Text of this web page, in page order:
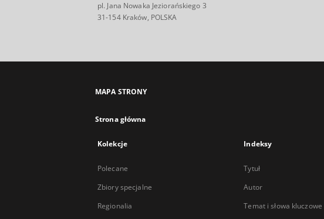
pl. Jana Nowaka Jeziorańskiego 3
31-154 Kraków, POLSKA
MAPA STRONY
Strona główna
Kolekcje
Polecane
Zbiory specjalne
Regionalia
Indeksy
Tytuł
Autor
Temat i słowa kluczowe